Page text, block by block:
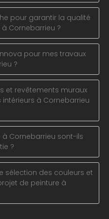
pour garantir la qualité
Cornebarrieu ?
pour mes travaux
?
et revêtements muraux
à Cornebarrieu
à Cornebarrieu sont-ils
?
sélection des couleurs et
de peinture à